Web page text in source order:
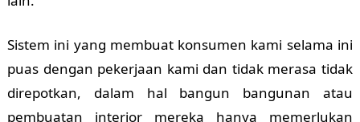
Sistem ini yang membuat konsumen kami selama ini
puas dengan pekerjaan kami dan tidak merasa tidak
direpotkan, dalam hal bangun bangunan atau
pembuatan interior mereka hanya memerlukan